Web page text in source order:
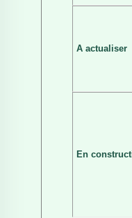
A actualiser
En